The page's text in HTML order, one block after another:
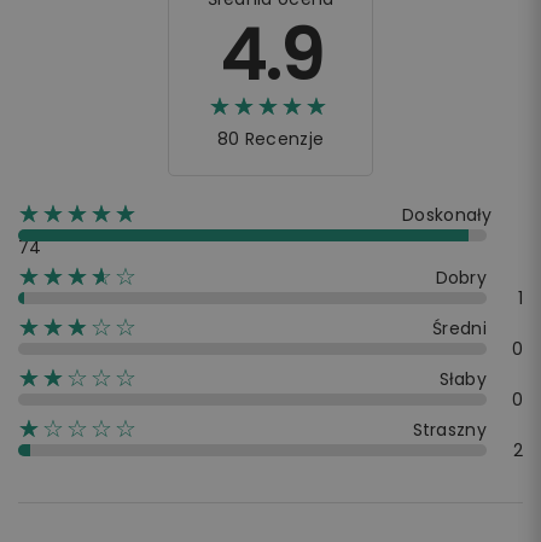
4.9
☆☆☆☆☆
★★★★★
80 Recenzje
☆☆☆☆☆
★★★★★
Doskonały
74
☆☆☆☆☆
★★★★
Dobry
1
☆☆☆☆☆
★★★
Średni
0
☆☆☆☆☆
★★
Słaby
0
☆☆☆☆☆
★
Straszny
2